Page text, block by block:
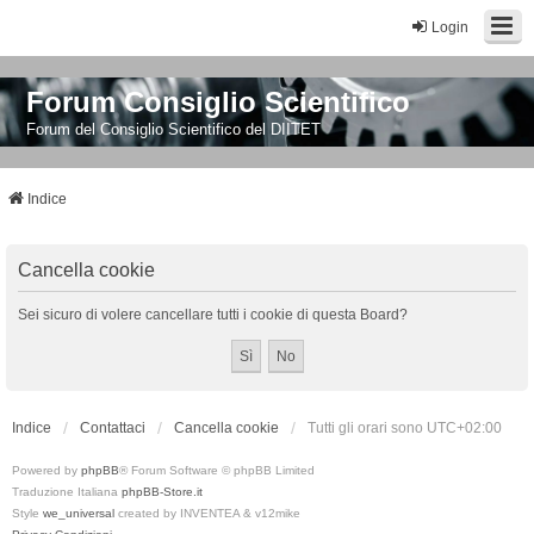
Login
Forum Consiglio Scientifico
Forum del Consiglio Scientifico del DIITET
Indice
Cancella cookie
Sei sicuro di volere cancellare tutti i cookie di questa Board?
Indice Contattaci Cancella cookie Tutti gli orari sono UTC+02:00
Powered by phpBB® Forum Software © phpBB Limited
Traduzione Italiana phpBB-Store.it
Style we_universal created by INVENTEA & v12mike